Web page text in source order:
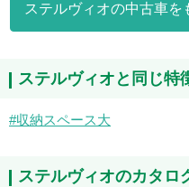
ステルヴィオの中古車を
ステルヴィオと同じ特
収納スペース大
ステルヴィオのカタロ